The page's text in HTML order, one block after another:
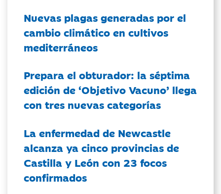
Nuevas plagas generadas por el
cambio climático en cultivos
mediterráneos
Prepara el obturador: la séptima
edición de ‘Objetivo Vacuno’ llega
con tres nuevas categorías
La enfermedad de Newcastle
alcanza ya cinco provincias de
Castilla y León con 23 focos
confirmados